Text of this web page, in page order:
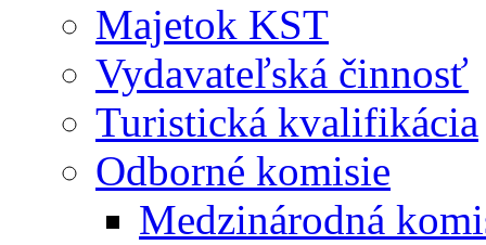
Majetok KST
Vydavateľská činnosť
Turistická kvalifikácia
Odborné komisie
Medzinárodná